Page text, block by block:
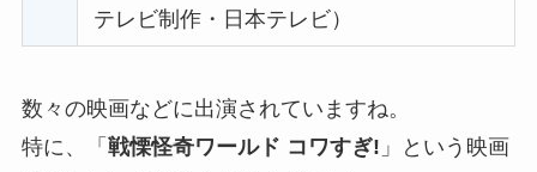
テレビ制作・日本テレビ）
数々の映画などに出演されていますね。
特に、「 戦慄怪奇ワールド コワすぎ! 」という映画